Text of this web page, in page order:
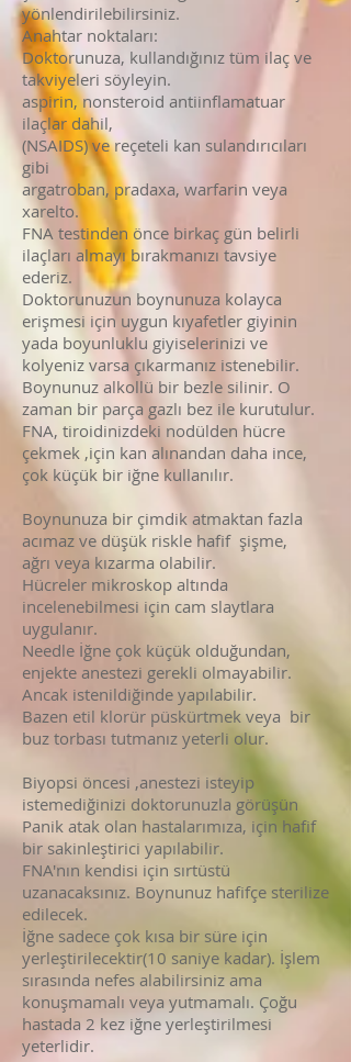
yönlendirilebilirsiniz.
Anahtar noktaları:
Doktorunuza, kullandığınız tüm ilaç ve
takviyeleri söyleyin.
aspirin, nonsteroid antiinflamatuar
ilaçlar dahil,
(NSAIDS) ve reçeteli kan sulandırıcıları
gibi
argatroban, pradaxa, warfarin veya
xarelto.
FNA testinden önce birkaç gün belirli
ilaçları almayı bırakmanızı tavsiye
ederiz.
Doktorunuzun boynunuza kolayca
erişmesi için uygun kıyafetler giyinin
yada boyunluklu giyiselerinizi ve
kolyeniz varsa çıkarmanız istenebilir.
Boynunuz alkollü bir bezle silinir. O
zaman bir parça gazlı bez ile kurutulur.
FNA, tiroidinizdeki nodülden hücre
çekmek ,için kan alınandan daha ince,
çok küçük bir iğne kullanılır.
Boynunuza bir çimdik atmaktan fazla
acımaz ve düşük riskle hafif şişme,
ağrı veya kızarma olabilir.
Hücreler mikroskop altında
incelenebilmesi için cam slaytlara
uygulanır.
Needle İğne çok küçük olduğundan,
enjekte anestezi gerekli olmayabilir.
Ancak istenildiğinde yapılabilir.
Bazen etil klorür püskürtmek veya bir
buz torbası tutmanız yeterli olur.
Biyopsi öncesi ,anestezi isteyip
istemediğinizi doktorunuzla görüşün
Panik atak olan hastalarımıza, için hafif
bir sakinleştirici yapılabilir.
FNA'nın kendisi için sırtüstü
uzanacaksınız. Boynunuz hafifçe sterilize
edilecek.
İğne sadece çok kısa bir süre için
yerleştirilecektir(10 saniye kadar). İşlem
sırasında nefes alabilirsiniz ama
konuşmamalı veya yutmamalı. Çoğu
hastada 2 kez iğne yerleştirilmesi
yeterlidir.